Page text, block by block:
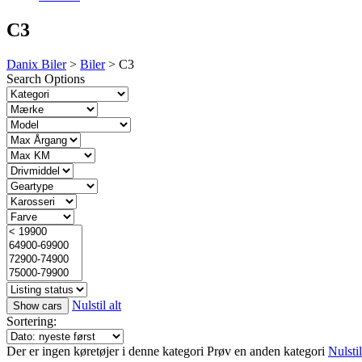
C3
Danix Biler> Biler> C3
Search Options
Nulstil alt
Sortering:
Der er ingen køretøjer i denne kategori Prøv en anden kategori